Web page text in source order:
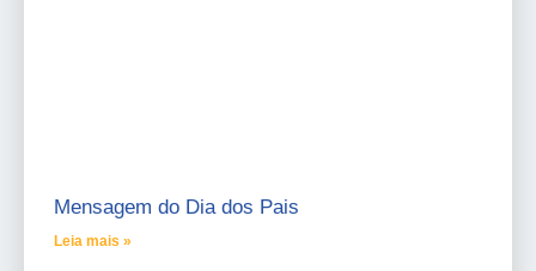
Mensagem do Dia dos Pais
Leia mais »